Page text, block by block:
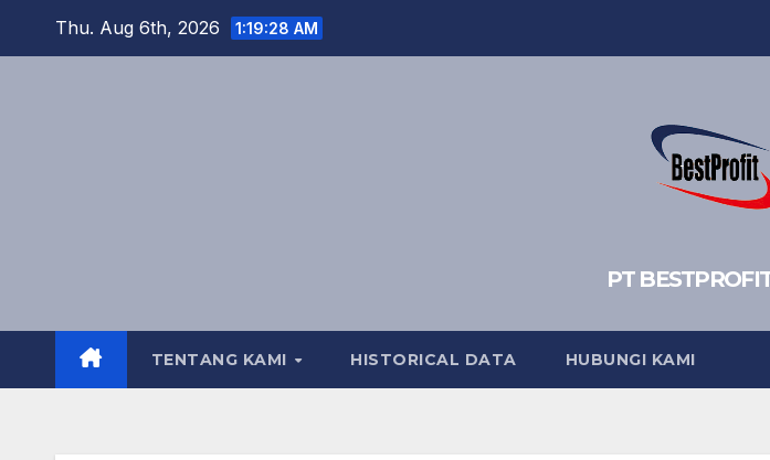
Thu. Aug 6th, 2026 1:19:29 AM
PT
TENTANG KAMI HISTORICAL DATA HUBUNGI KAMI